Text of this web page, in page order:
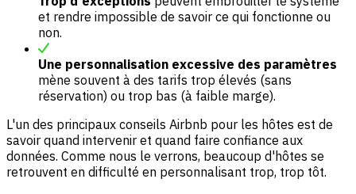
et rendre impossible de savoir ce qui fonctionne ou
non.
Une personnalisation excessive des paramètres
mène souvent à des tarifs trop élevés (sans
réservation) ou trop bas (à faible marge).
L'un des principaux conseils Airbnb pour les hôtes est de
savoir quand intervenir et quand faire confiance aux
données. Comme nous le verrons, beaucoup d'hôtes se
retrouvent en difficulté en personnalisant trop, trop tôt.